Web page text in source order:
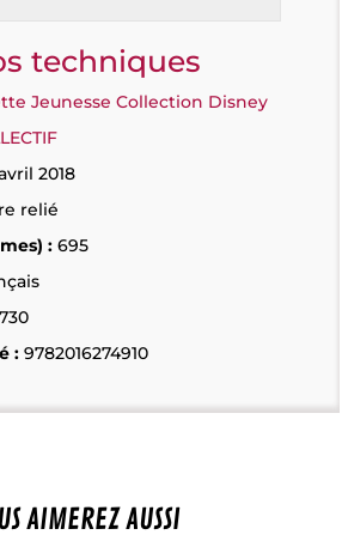
techniques
Jeunesse Collection Disney
2018
relié
: 695
: 9782016274910
AIMEREZ AUSSI